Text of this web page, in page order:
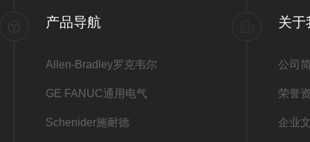
产品导航
Allen-Bradley罗克韦尔
GE FANUC通用电气
Schenider施耐德
关于
公司
荣誉
企业